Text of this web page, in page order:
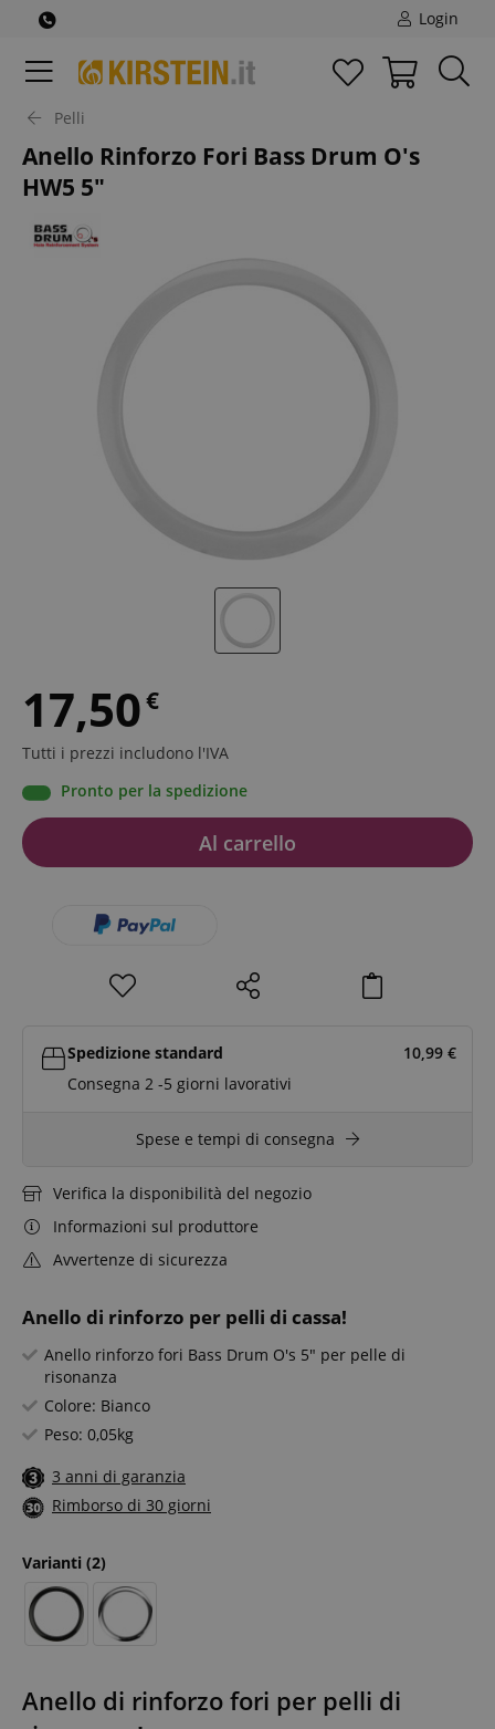
Login
Pelli
Anello Rinforzo Fori Bass Drum O's
HW5 5"
Anello di rinforzo per pelli di cassa!
Anello rinforzo fori Bass Drum O's 5" per pelle di
risonanza
Colore: Bianco
Peso: 0,05kg
3 anni di garanzia
Rimborso di 30 giorni
Varianti (2)
17,50€
Tutti i prezzi includono l'IVA
Pronto per la spedizione
Al carrello
Spedizione standard 10,99 €
Consegna 2 -5 giorni lavorativi
Spese e tempi di consegna
Verifica la disponibilità del negozio
Informazioni sul produttore
Avvertenze di sicurezza
Anello di rinforzo fori per pelli di